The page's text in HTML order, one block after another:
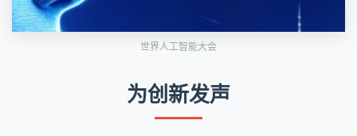
世界人工智能大会
为创新发声